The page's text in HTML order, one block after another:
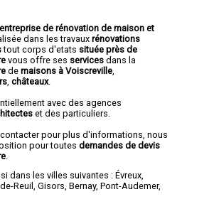
entreprise de rénovation de maison et
dans les travaux rénovations
tout corps d'etats située près de
vous offre ses services dans la
de maisons à Voiscreville
châteaux.
avec des agences
et des particuliers.
pour plus d'informations, nous
pour toutes demandes de devis
dans les villes suivantes : Évreux,
Reuil , Gisors, Bernay, Pont-Audemer,